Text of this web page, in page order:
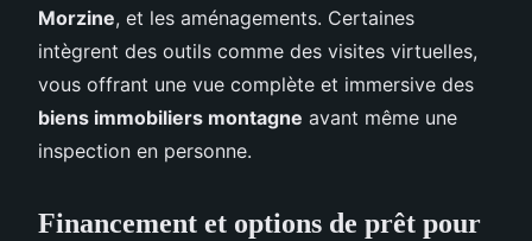
Morzine, et les aménagements. Certaines
intègrent des outils comme des visites virtuelles,
vous offrant une vue complète et immersive des
biens immobiliers montagne avant même une
inspection en personne.
Financement et options de prêt pour